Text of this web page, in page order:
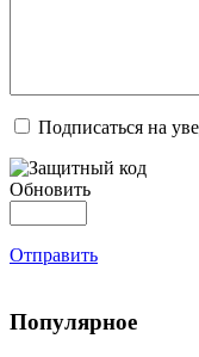
Подписаться на
Обновить
Отправить
Популярное